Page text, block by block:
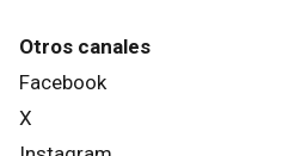
Otros canales
Facebook
X